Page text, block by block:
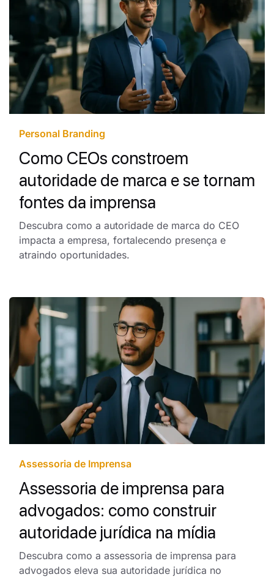
Personal Branding
Como CEOs constroem
autoridade de marca e se tornam
fontes da imprensa
Descubra como a autoridade de marca do CEO
impacta a empresa, fortalecendo presença e
atraindo oportunidades.
Assessoria de Imprensa
Assessoria de imprensa para
advogados: como construir
autoridade jurídica na mídia
Descubra como a assessoria de imprensa para
advogados eleva sua autoridade jurídica no